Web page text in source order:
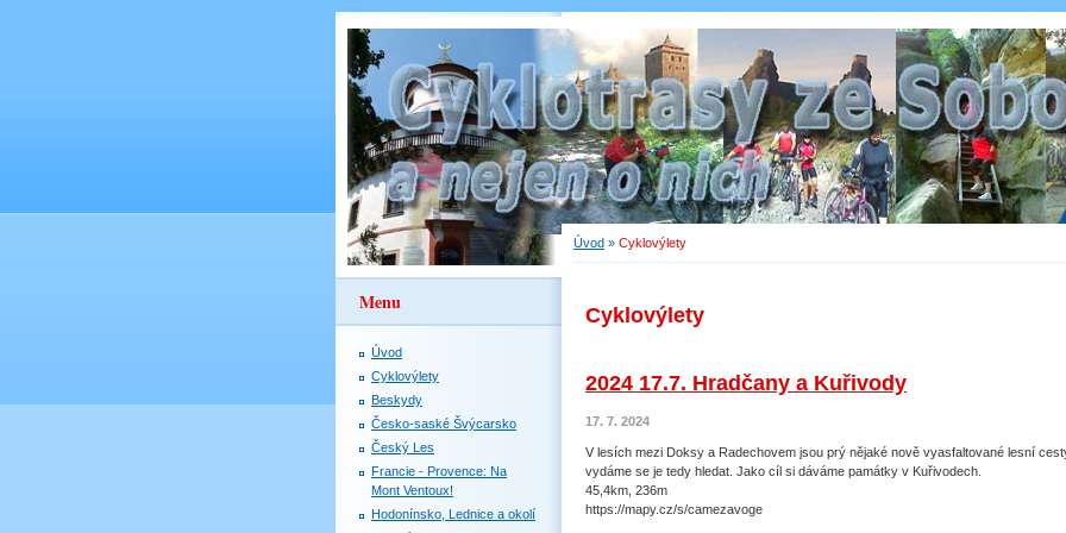
Úvod » Cyklovýlety
Cyklovýlety
2024 17.7. Hradčany a Kuřivody
17. 7. 2024
V lesích mezi Doksy a Radechovem jsou prý nějaké nově vyasfaltované lesní
vydáme se je tedy hledat. Jako cíl si dáváme památky v Kuřivodech.
45,4km, 236m
https://mapy.cz/s/camezavoge
Menu
Úvod
Cyklovýlety
Beskydy
Česko-saské Švýcarsko
Český Les
Francie - Provence: Na
Mont Ventoux!
Hodonínsko, Lednice a okolí